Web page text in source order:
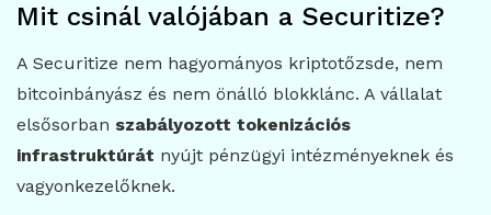
Mit csinál valójában a Securitize?
A Securitize nem hagyományos kriptotőzsde, nem
bitcoinbányász és nem önálló blokklánc. A vállalat
elsősorban szabályozott tokenizációs
infrastruktúrát nyújt pénzügyi intézményeknek és
vagyonkezelőknek.